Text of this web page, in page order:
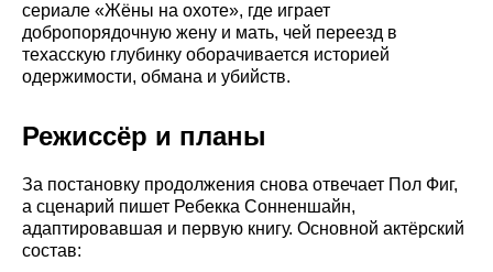
сериале «Жёны на охоте», где играет
добропорядочную жену и мать, чей переезд в
техасскую глубинку оборачивается историей
одержимости, обмана и убийств.
Режиссёр и планы
За постановку продолжения снова отвечает Пол Фиг,
а сценарий пишет Ребекка Сонненшайн,
адаптировавшая и первую книгу. Основной актёрский
состав: